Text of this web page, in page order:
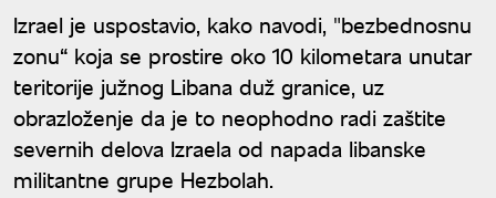
Izrael je uspostavio, kako navodi, "bezbednosnu
zonu“ koja se prostire oko 10 kilometara unutar
teritorije južnog Libana duž granice, uz
obrazloženje da je to neophodno radi zaštite
severnih delova Izraela od napada libanske
militantne grupe Hezbolah.